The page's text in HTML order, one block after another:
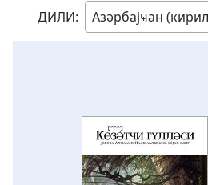
ДИЛИ: